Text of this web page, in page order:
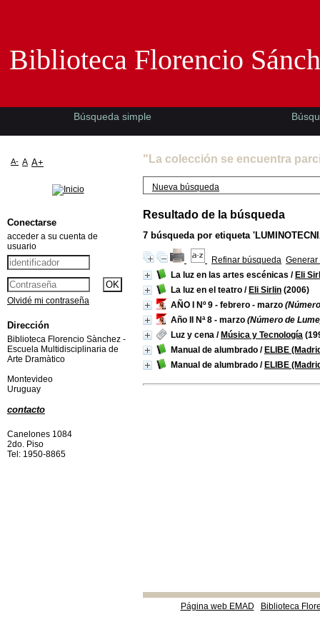
"La colección se encuentra
Nueva búsqueda
Resultado de la búsqueda
7 búsqueda por etiqueta
Refinar búsqueda Generar
La luz en las artes escénicas / Eli
La luz en el teatro / Eli Sirlin (2006)
AÑO I Nº 9 - febrero - marzo
Año II Nª 8 - marzo (Número de
Luz y cena / Música y Tecnología
Manual de alumbrado / ELIBE
Manual de alumbrado / ELIBE
Página web EMAD Biblioteca
Biblioteca Florencio
Búsqueda simple
A- A A+
Conectarse
acceder a su cuenta de
usuario
Olvidé mi contraseña
Dirección
Biblioteca Florencio Sànchez -
Escuela Multidisciplinaria de
Arte Dramàtico
Montevideo
Uruguay
contacto
Canelones 1084
2do. Piso
Tel: 1950-8865